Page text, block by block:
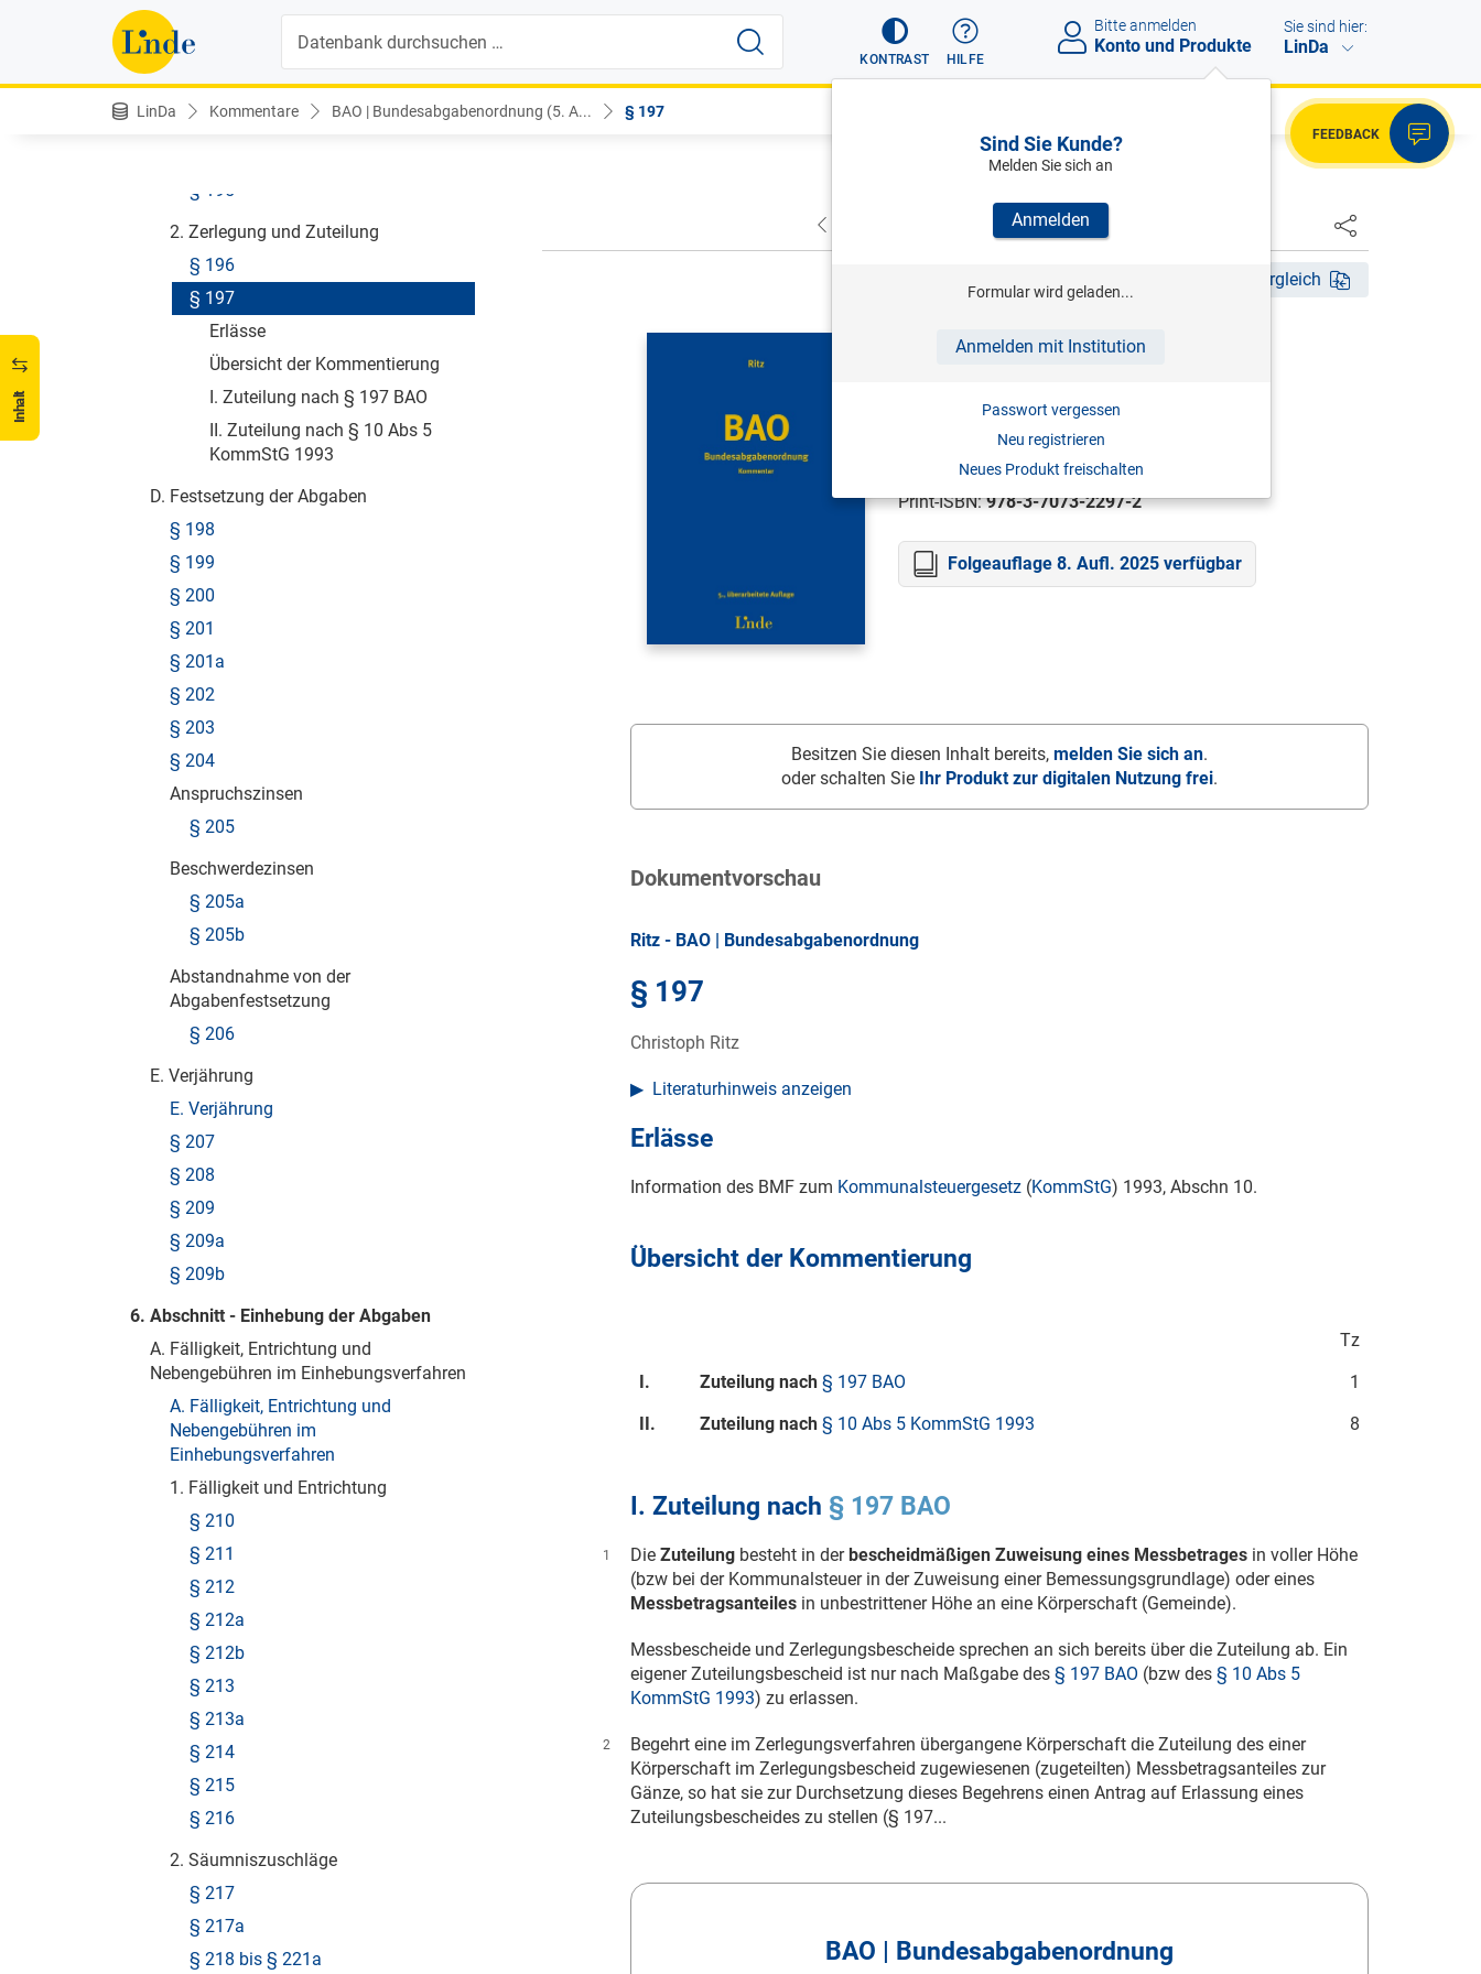
KONTRAST HILFE
Bitte anmelden
Konto und Produkte
Sind Sie Kunde?
Melden Sie sich an
Anmelden
Formular wird geladen...
Anmelden mit Institution
Passwort vergessen
Neu registrieren
Neues Produkt freischalten
Sie sind hier:
LinDa
LinDa Kommentare BAO | Bundesabgabenordnung (5. A... § 197
FEEDBACK
Inhalt
§ 193
C. Steuermeßbeträge
1. Festsetzung der Steuermeßbeträge
§ 195
2. Zerlegung und Zuteilung
§ 196
§ 197
Erlässe
Übersicht der Kommentierung
I. Zuteilung nach § 197 BAO
II. Zuteilung nach § 10 Abs 5
KommStG 1993
D. Festsetzung der Abgaben
§ 198
§ 199
§ 200
§ 201
§ 201a
§ 202
§ 203
§ 204
Anspruchszinsen
§ 205
Beschwerdezinsen
§ 205a
§ 205b
Abstandnahme von der
Abgabenfestsetzung
§ 206
E. Verjährung
E. Verjährung
§ 207
§ 208
§ 209
§ 209a
§ 209b
6. Abschnitt - Einhebung der Abgaben
A. Fälligkeit, Entrichtung und
Nebengebühren im Einhebungsverfahren
A. Fälligkeit, Entrichtung und
Nebengebühren im
Einhebungsverfahren
1. Fälligkeit und Entrichtung
§ 210
§ 211
§ 212
§ 212a
§ 212b
§ 213
§ 213a
§ 214
§ 215
§ 216
2. Säumniszuschläge
§ 217
§ 217a
§ 218 bis § 221a
NÄCHSTER
Fassungsvergleich
5. Aufl. 2014
Print-ISBN:978-3-7073-2297-2
Folgeauflage 8. Aufl. 2025 verfügbar
Besitzen Sie diesen Inhalt bereits, melden Sie sich an.
oder schalten Sie Ihr Produkt zur digitalen Nutzung frei.
Dokumentvorschau
Ritz - BAO | Bundesabgabenordnung
§ 197
Christoph Ritz
Literaturhinweis anzeigen
Erlässe
Information des BMF zum Kommunalsteuergesetz (KommStG) 1993, Abschn 10.
Übersicht der Kommentierung
Tz
I.
Zuteilung nach § 197 BAO
1
II.
Zuteilung nach § 10 Abs 5 KommStG 1993 8
I. Zuteilung nach § 197 BAO
1 Die Zuteilung besteht in derbescheidmäßigen Zuweisung eines Messbetrages in voller Höhe
(bzw bei der Kommunalsteuer in der Zuweisung einer Bemessungsgrundlage) oder eines
Messbetragsanteiles in unbestrittener Höhe an eine Körperschaft (Gemeinde).
Messbescheide und Zerlegungsbescheide sprechen an sich bereits über die Zuteilung ab. Ein
eigener Zuteilungsbescheid ist nur nach Maßgabe des § 197 BAO (bzw des § 10 Abs 5
KommStG 1993) zu erlassen.
2
Begehrt eine im Zerlegungsverfahren übergangene Körperschaft die Zuteilung des einer
Körperschaft im Zerlegungsbescheid zugewiesenen (zugeteilten) Messbetragsanteiles zur
Gänze, so hat sie zur Durchsetzung dieses Begehrens einen Antrag auf Erlassung eines
Zuteilungsbescheides zu stellen (§ 197...
BAO | Bundesabgabenordnung